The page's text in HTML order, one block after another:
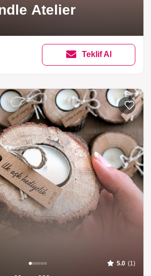
Atelier
Teklif Al
Listeme
5.0 (1)